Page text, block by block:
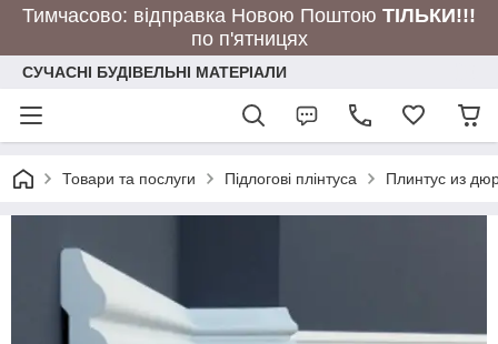
Тимчасово: відправка Новою Поштою ТІЛЬКИ!!!
по п'ятницях
СУЧАСНІ БУДІВЕЛЬНІ МАТЕРІАЛИ
Товари та послуги Підлогові плінтуса Плинтус из